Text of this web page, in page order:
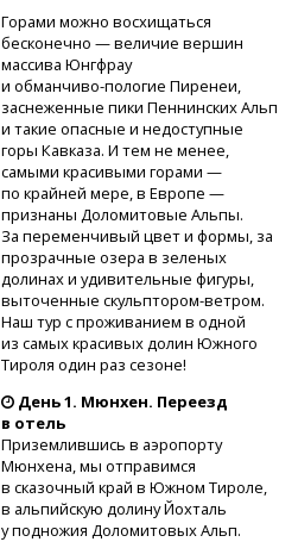
Горами можно восхищаться
бесконечно — величие вершин
массива Юнгфрау
и обманчиво-пологие Пиренеи,
заснеженные пики Пеннинских Альп
и такие опасные и недоступные
горы Кавказа. И тем не менее,
самыми красивыми горами —
по крайней мере, в Европе —
признаны Доломитовые Альпы.
За переменчивый цвет и формы, за
прозрачные озера в зеленых
долинах и удивительные фигуры,
выточенные скульптором-ветром.
Наш тур с проживанием в одной
из самых красивых долин Южного
Тироля один раз сезоне!
День 1. Мюнхен. Переезд
в отель
Приземлившись в аэропорту
Мюнхена, мы отправимся
в сказочный край в Южном Тироле,
в альпийскую долину Йохталь
у подножия Доломитовых Альп.